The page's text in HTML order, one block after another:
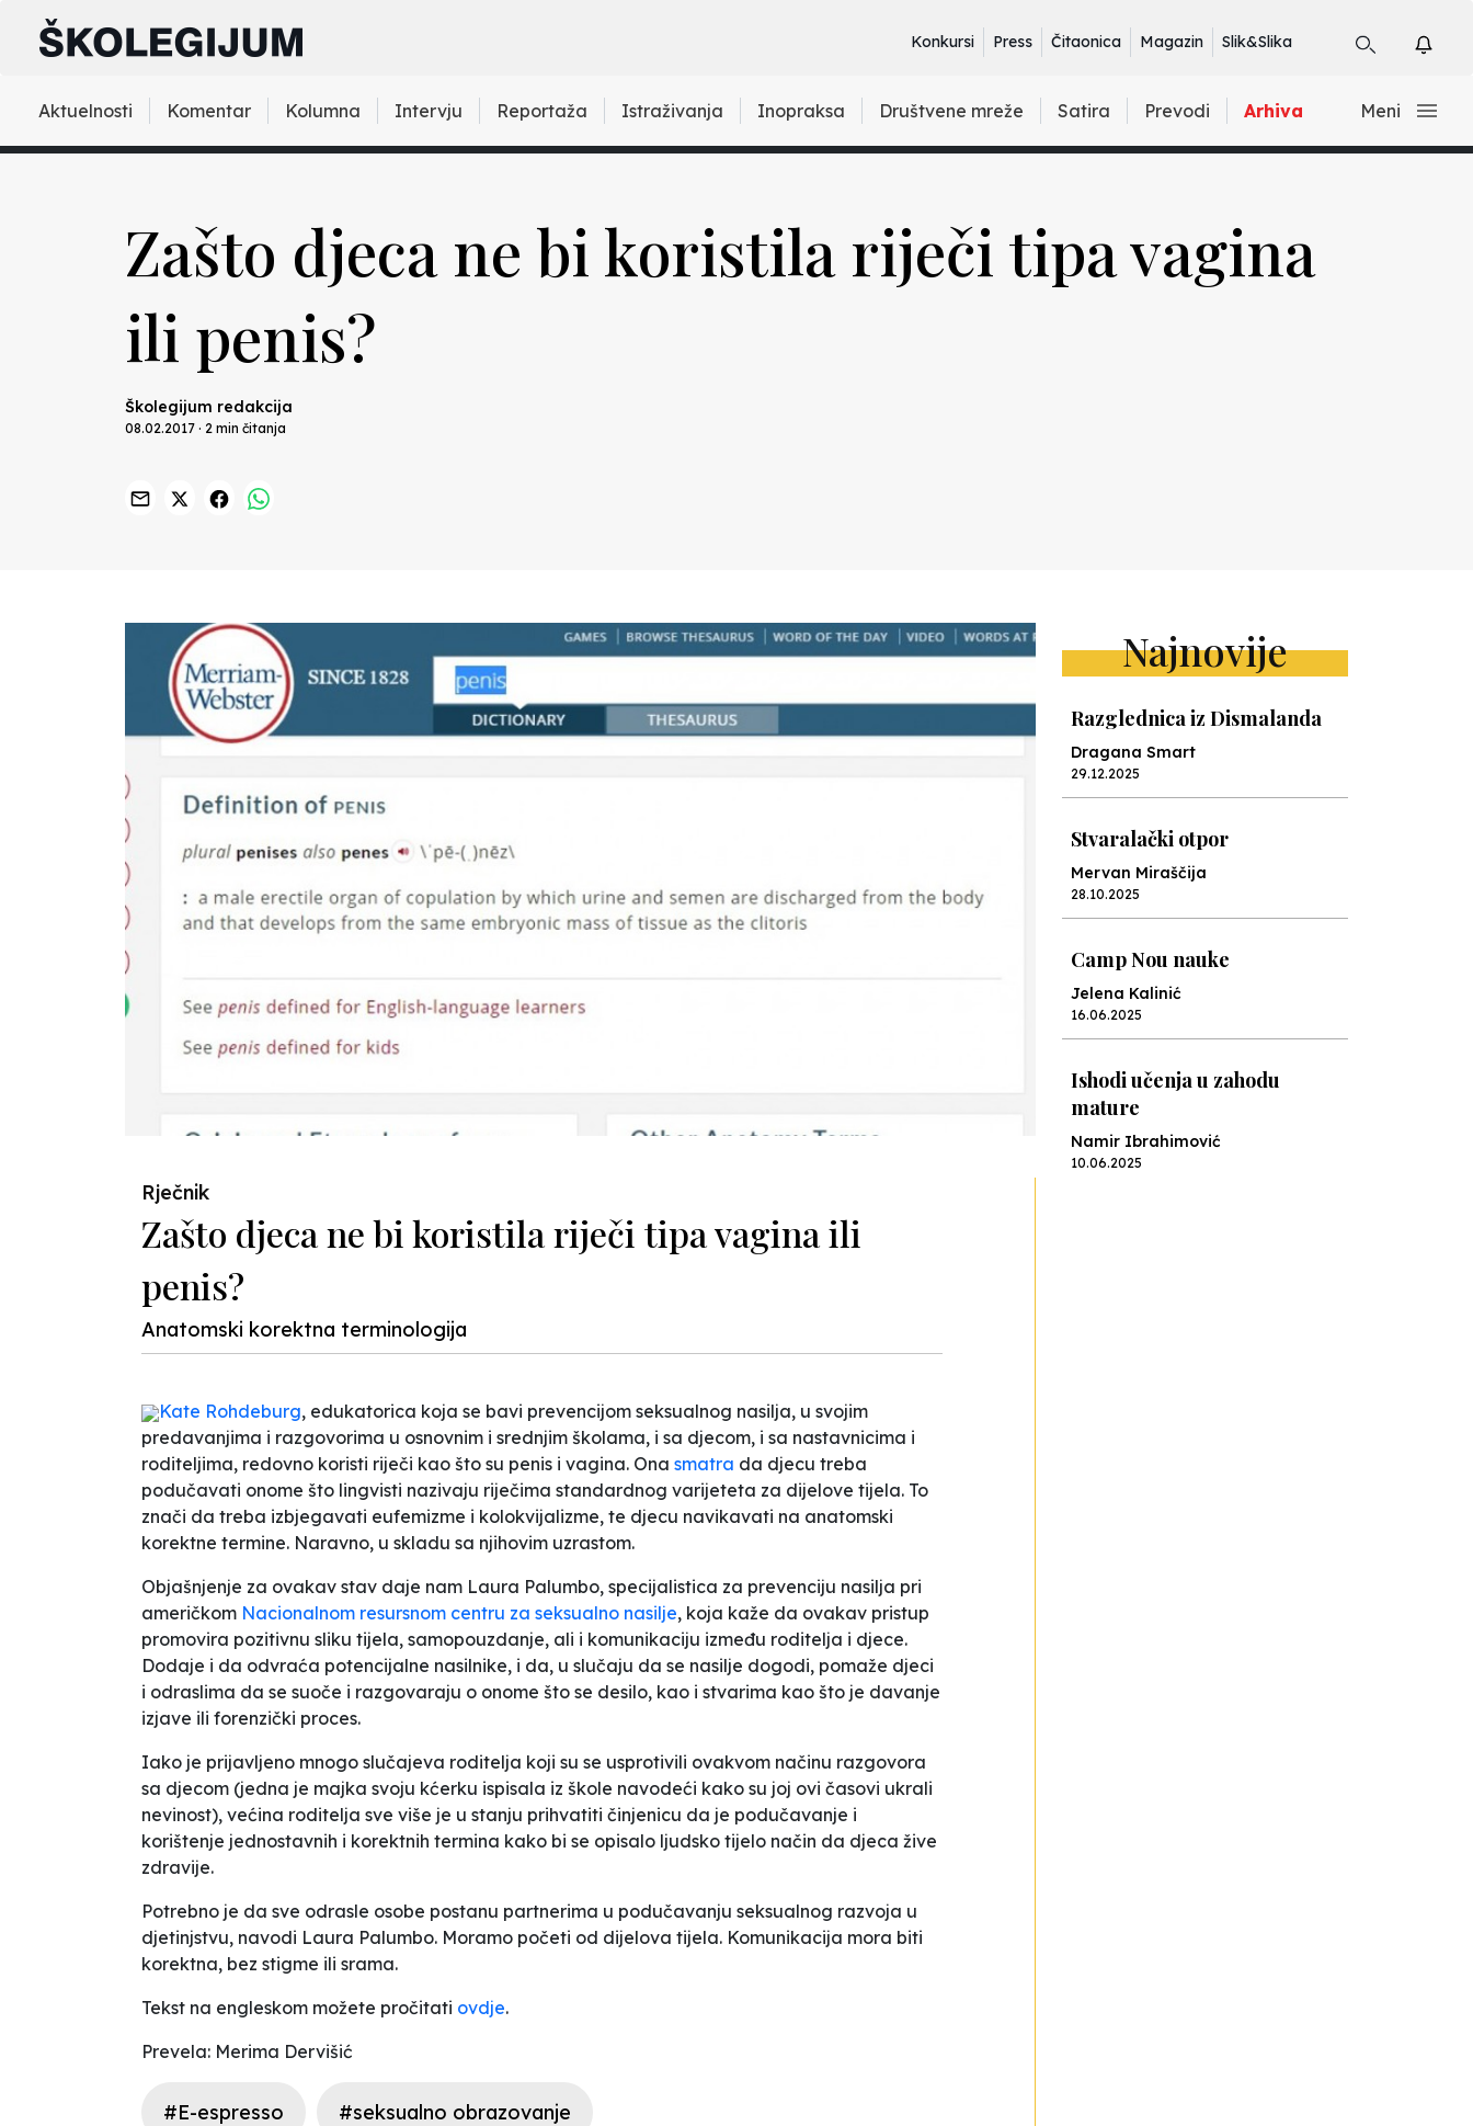
Konkursi Press Čitaonica Magazin Slik&Slika
Aktuelnosti Komentar Kolumna Intervju Reportaža Istraživanja Inopraksa Društvene mreže Satira Prevodi Arhiva Meni
Zašto djeca ne bi koristila riječi tipa vagina
ili penis?
Školegijum redakcija
08.02.2017 · 2 min čitanja
Rječnik
Zašto djeca ne bi koristila riječi tipa vagina ili
penis?
Anatomski korektna terminologija
Kate Rohdeburg, edukatorica koja se bavi prevencijom seksualnog nasilja, u svojim
predavanjima i razgovorima u osnovnim i srednjim školama, i sa djecom, i sa nastavnicima i
roditeljima, redovno koristi riječi kao što su penis i vagina. Ona smatra da djecu treba
podučavati onome što lingvisti nazivaju riječima standardnog varijeteta za dijelove tijela. To
znači da treba izbjegavati eufemizme i kolokvijalizme, te djecu navikavati na anatomski
korektne termine. Naravno, u skladu sa njihovim uzrastom.
Objašnjenje za ovakav stav daje nam Laura Palumbo, specijalistica za prevenciju nasilja pri
američkom Nacionalnom resursnom centru za seksualno nasilje, koja kaže da ovakav pristup
promovira pozitivnu sliku tijela, samopouzdanje, ali i komunikaciju između roditelja i djece.
Dodaje i da odvraća potencijalne nasilnike, i da, u slučaju da se nasilje dogodi, pomaže djeci
i odraslima da se suoče i razgovaraju o onome što se desilo, kao i stvarima kao što je davanje
izjave ili forenzički proces.
Iako je prijavljeno mnogo slučajeva roditelja koji su se usprotivili ovakvom načinu razgovora
sa djecom (jedna je majka svoju kćerku ispisala iz škole navodeći kako su joj ovi časovi ukrali
nevinost), većina roditelja sve više je u stanju prihvatiti činjenicu da je podučavanje i
korištenje jednostavnih i korektnih termina kako bi se opisalo ljudsko tijelo način da djeca žive
zdravije.
Potrebno je da sve odrasle osobe postanu partnerima u podučavanju seksualnog razvoja u
djetinjstvu, navodi Laura Palumbo. Moramo početi od dijelova tijela. Komunikacija mora biti
korektna, bez stigme ili srama.
Tekst na engleskom možete pročitati ovdje.
Prevela: Merima Dervišić
#E-espresso #seksualno obrazovanje
Najnovije
Razglednica iz Dismalanda
Dragana Smart
29.12.2025
Stvaralački otpor
Mervan Miraščija
28.10.2025
Camp Nou nauke
Jelena Kalinić
16.06.2025
Ishodi učenja u zahodu
mature
Namir Ibrahimović
10.06.2025